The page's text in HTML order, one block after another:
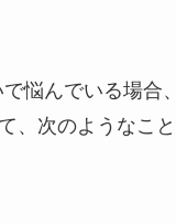
悩んでいる場合
、次のようなこ